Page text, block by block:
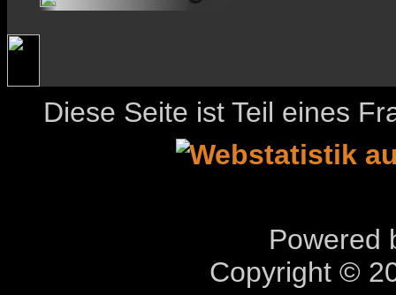
Diese Seite ist Teil eines
Powered
Copyright ©